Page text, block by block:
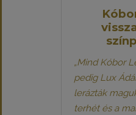
„Mind Kóbor
pedig Lux
lerázták
terhét és a